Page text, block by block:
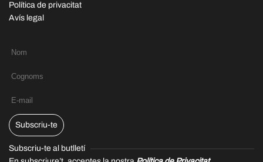
Política de privacitat
Avís legal
Subscriu-te
Subscriu-te al butlletí